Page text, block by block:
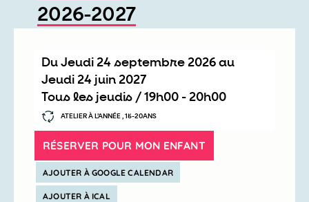
2026-2027
Du jeudi 24 septembre 2026au
jeudi 24 juin 2027
Tous les jeudis / 19h00 - 20h00
ATELIER À L’ANNÉE , 15-20ANS
RÉSERVER POUR MON ENFANT
AJOUTER À GOOGLE CALENDAR
AJOUTER À ICAL